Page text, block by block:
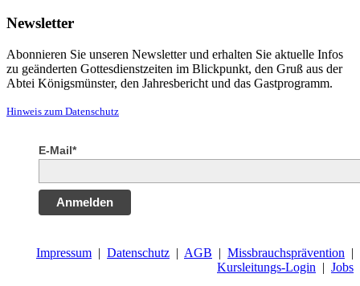
Newsletter
Abonnieren Sie unseren Newsletter und erhalten Sie aktuelle Infos
zu geänderten Gottesdienstzeiten im Blickpunkt, den Gruß aus der
Abtei Königsmünster, den Jahresbericht und das Gastprogramm.
Hinweis zum Datenschutz
E-Mail*
Anmelden
Impressum | Datenschutz | AGB | Missbrauchsprävention |
Kursleitungs-Login | Jobs